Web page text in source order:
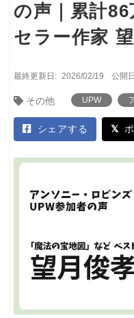
の声｜累計
セラー作家
最終更新日: 2026/02/19 公開
その他 UPW
シェアする